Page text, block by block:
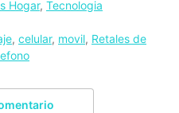
Hogar, Tecnologia
, celular, movil, Retales de